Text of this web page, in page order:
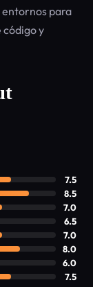
para
código y
7.5
8.5
7.0
6.5
7.0
8.0
6.0
7.5